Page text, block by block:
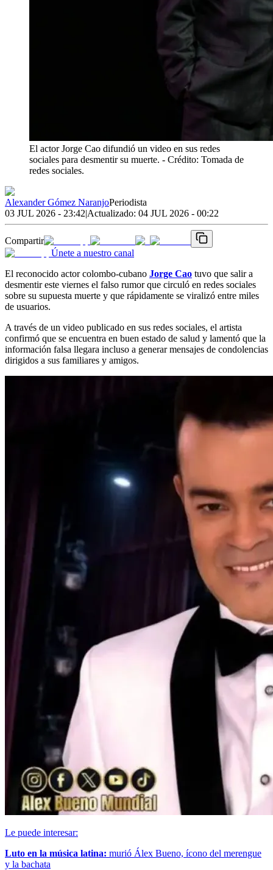
El actor Jorge Cao difundió un video en sus redes
sociales para desmentir su muerte. - Crédito: Tomada de
redes sociales.
Alexander Gómez NaranjoPeriodista
03 JUL 2026 - 23:42|Actualizado: 04 JUL 2026 - 00:22
Compartir
Únete a nuestro canal
El reconocido actor colombo-cubano Jorge Cao tuvo que salir a
desmentir este viernes el falso rumor que circuló en redes sociales
sobre su supuesta muerte y que rápidamente se viralizó entre miles
de usuarios.
A través de un video publicado en sus redes sociales, el artista
confirmó que se encuentra en buen estado de salud y lamentó que la
información falsa llegara incluso a generar mensajes de condolencias
dirigidos a sus familiares y amigos.
Le puede interesar:
Luto en la música latina: murió Álex Bueno, ícono del merengue
y la bachata